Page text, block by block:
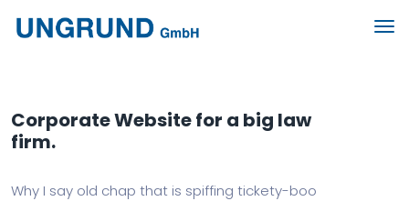
Corporate Website for a big law
firm.
Why I say old chap that is spiffing tickety-boo